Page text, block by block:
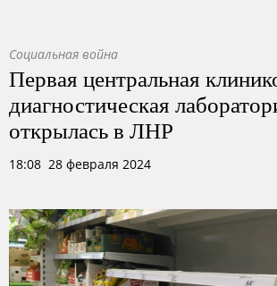
Социальная война
Первая центральная
диагностическая
открылась в ЛНР
18:08 28 февраля 2024